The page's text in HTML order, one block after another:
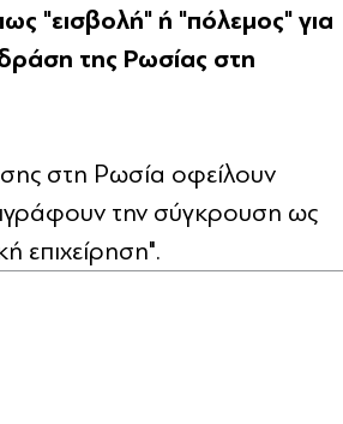
"εισβολή" ή "πόλεμος" για
της Ρωσίας στη
στη Ρωσία οφείλουν
την σύγκρουση ως
επιχείρηση".